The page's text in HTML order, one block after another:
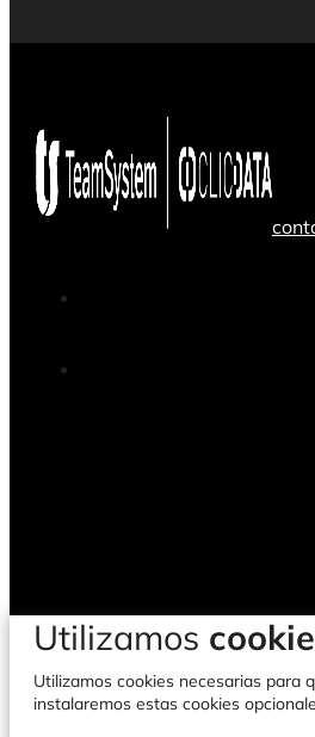
Utilizamos
Utilizamos cookies necesarias para
instalaremos estas cookies